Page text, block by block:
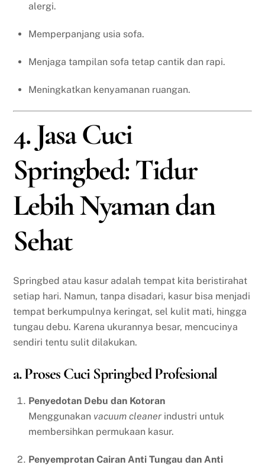
alergi.
Memperpanjang usia sofa.
Menjaga tampilan sofa tetap cantik dan rapi.
Meningkatkan kenyamanan ruangan.
4. Jasa Cuci
Springbed: Tidur
Lebih Nyaman dan
Sehat
Springbed atau kasur adalah tempat kita beristirahat
setiap hari. Namun, tanpa disadari, kasur bisa menjadi
tempat berkumpulnya keringat, sel kulit mati, hingga
tungau debu. Karena ukurannya besar, mencucinya
sendiri tentu sulit dilakukan.
a. Proses Cuci Springbed Profesional
Penyedotan Debu dan Kotoran
Menggunakan vacuum cleaner industri untuk
membersihkan permukaan kasur.
Penyemprotan Cairan Anti Tungau dan Anti